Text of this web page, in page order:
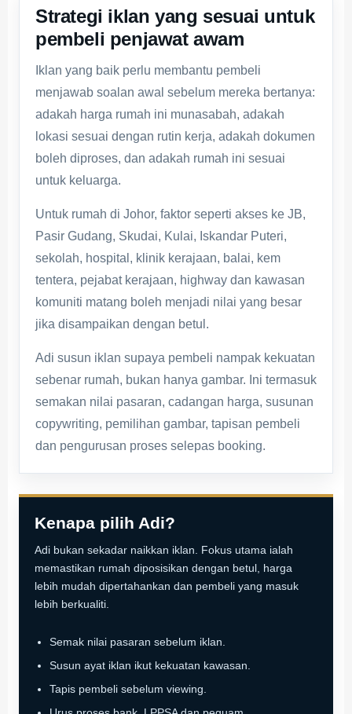
Strategi iklan yang sesuai untuk
pembeli penjawat awam
Iklan yang baik perlu membantu pembeli
menjawab soalan awal sebelum mereka bertanya:
adakah harga rumah ini munasabah, adakah
lokasi sesuai dengan rutin kerja, adakah dokumen
boleh diproses, dan adakah rumah ini sesuai
untuk keluarga.
Untuk rumah di Johor, faktor seperti akses ke JB,
Pasir Gudang, Skudai, Kulai, Iskandar Puteri,
sekolah, hospital, klinik kerajaan, balai, kem
tentera, pejabat kerajaan, highway dan kawasan
komuniti matang boleh menjadi nilai yang besar
jika disampaikan dengan betul.
Adi susun iklan supaya pembeli nampak kekuatan
sebenar rumah, bukan hanya gambar. Ini termasuk
semakan nilai pasaran, cadangan harga, susunan
copywriting, pemilihan gambar, tapisan pembeli
dan pengurusan proses selepas booking.
Kenapa pilih Adi?
Adi bukan sekadar naikkan iklan. Fokus utama ialah
memastikan rumah diposisikan dengan betul, harga
lebih mudah dipertahankan dan pembeli yang masuk
lebih berkualiti.
Semak nilai pasaran sebelum iklan.
Susun ayat iklan ikut kekuatan kawasan.
Tapis pembeli sebelum viewing.